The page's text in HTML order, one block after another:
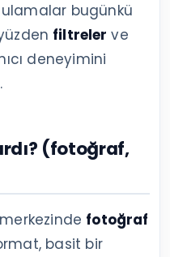
bugünkü
filtreler ve
deneyimini
(fotoğraf,
fotoğraf
basit bir